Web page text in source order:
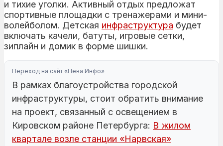
и тихие уголки. Активный отдых предложат
спортивные площадки с тренажерами и мини-
волейболом. Детская инфраструктура будет
включать качели, батуты, игровые сетки,
зиплайн и домик в форме шишки.
Переход на сайт «Нева Инфо»
В рамках благоустройства городской
инфраструктуры, стоит обратить внимание
на проект, связанный с освещением в
Кировском районе Петербурга: В жилом
квартале возле станции «Нарвская»